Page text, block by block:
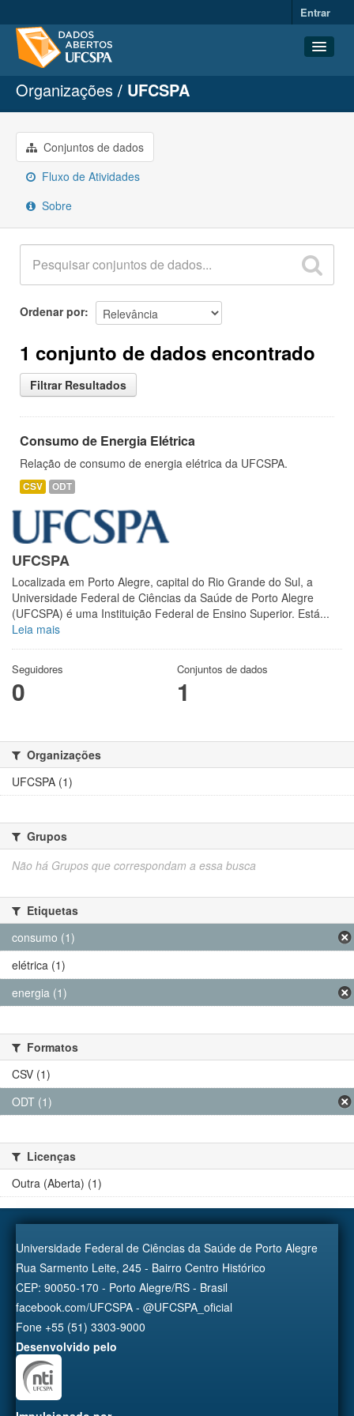
Entrar
Conjuntos de dados
Organizações
Grupos
Sobre
Organizações UFCSPA
Conjuntos de dados
Fluxo de Atividades
Sobre
Ordenar por
1 conjunto de dados encontrado
Filtrar Resultados
Consumo de Energia Elétrica
Relação de consumo de energia elétrica da UFCSPA.
CSV ODT
UFCSPA
Localizada em Porto Alegre, capital do Rio Grande do Sul, a
Universidade Federal de Ciências da Saúde de Porto Alegre
(UFCSPA) é uma Instituição Federal de Ensino Superior. Está...
Leia mais
Seguidores
0
Conjuntos de dados
1
Organizações
UFCSPA (1)
Grupos
Não há Grupos que correspondam a essa busca
Etiquetas
consumo (1)
elétrica (1)
energia (1)
Formatos
CSV (1)
ODT (1)
Licenças
Outra (Aberta) (1)
Universidade Federal de Ciências da Saúde de Porto Alegre
Rua Sarmento Leite, 245 - Bairro Centro Histórico
CEP: 90050-170 - Porto Alegre/RS - Brasil
facebook.com/UFCSPA - @UFCSPA_oficial
Fone +55 (51) 3303-9000
Desenvolvido pelo